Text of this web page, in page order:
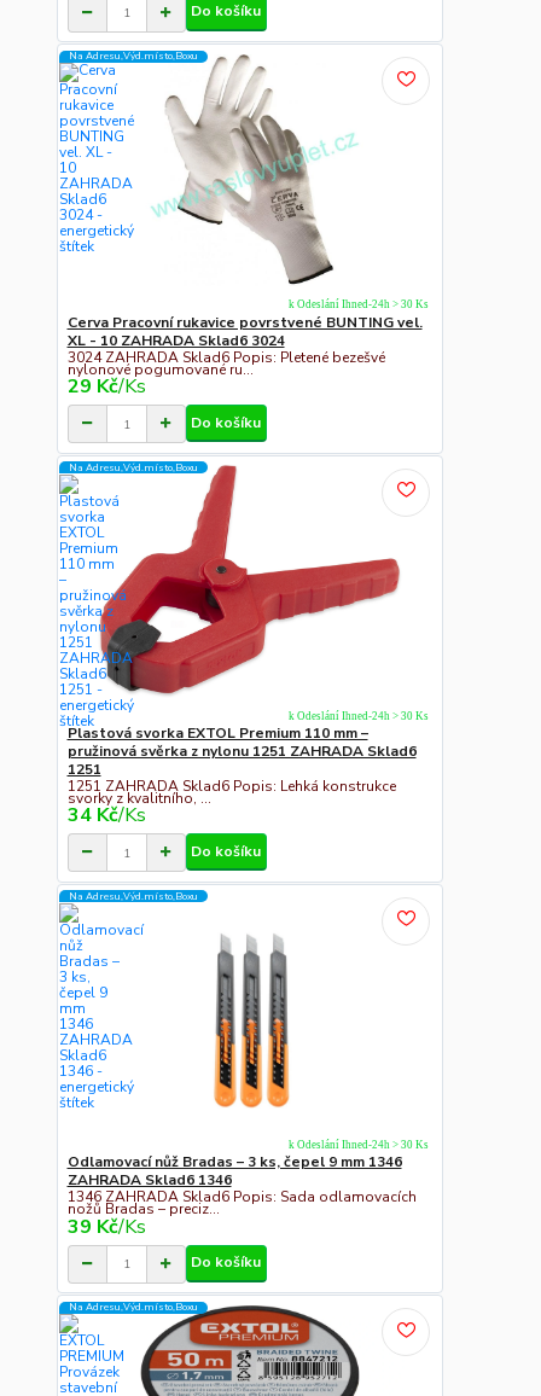
Do košíku
Na Adresu,Výd.místo,Boxu
Cerva Pracovní rukavice povrstvené BUNTING vel.
XL - 10 ZAHRADA Sklad6 3024
3024 ZAHRADA Sklad6 Popis: Pletené bezešvé
nylonové pogumované ru...
29 Kč/Ks
k Odeslání Ihned-24h > 30 Ks
Do košíku
Na Adresu,Výd.místo,Boxu
Plastová svorka EXTOL Premium 110 mm –
pružinová svěrka z nylonu 1251 ZAHRADA Sklad6
1251
1251 ZAHRADA Sklad6 Popis: Lehká konstrukce
svorky z kvalitního, ...
34 Kč/Ks
k Odeslání Ihned-24h > 30 Ks
Do košíku
Na Adresu,Výd.místo,Boxu
Odlamovací nůž Bradas – 3 ks, čepel 9 mm 1346
ZAHRADA Sklad6 1346
1346 ZAHRADA Sklad6 Popis: Sada odlamovacích
nožů Bradas – preciz...
39 Kč/Ks
k Odeslání Ihned-24h > 30 Ks
Do košíku
Na Adresu,Výd.místo,Boxu